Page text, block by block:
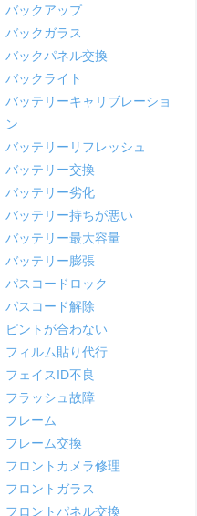
バックアップ
バックガラス
バックパネル交換
バックライト
バッテリーキャリブレーショ
ン
バッテリーリフレッシュ
バッテリー交換
バッテリー劣化
バッテリー持ちが悪い
バッテリー最大容量
バッテリー膨張
パスコードロック
パスコード解除
ピントが合わない
フィルム貼り代行
フェイスID不良
フラッシュ故障
フレーム
フレーム交換
フロントカメラ修理
フロントガラス
フロントパネル交換